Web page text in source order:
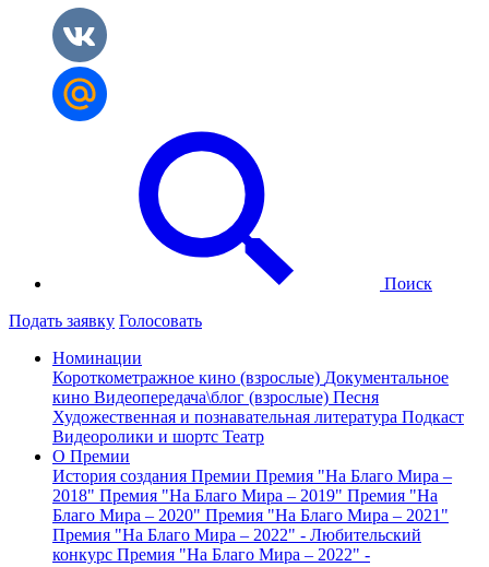
Поиск
Подать заявку Голосовать
Номинации
Короткометражное кино (взрослые) Документальное
кино Видеопередача\блог (взрослые) Песня
Художественная и познавательная литература Подкаст
Видеоролики и шортс Театр
О Премии
История создания Премии Премия "На Благо Мира –
2018" Премия "На Благо Мира – 2019" Премия "На
Благо Мира – 2020" Премия "На Благо Мира – 2021"
Премия "На Благо Мира – 2022" - Любительский
конкурс Премия "На Благо Мира – 2022" -